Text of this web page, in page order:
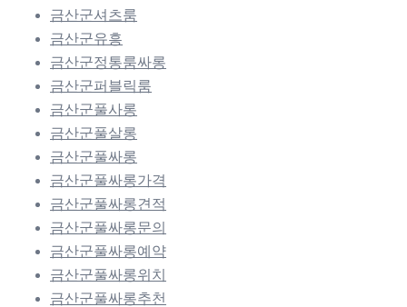
금산군셔츠룸
금산군유흥
금산군정통룸싸롱
금산군퍼블릭룸
금산군풀사롱
금산군풀살롱
금산군풀싸롱
금산군풀싸롱가격
금산군풀싸롱견적
금산군풀싸롱문의
금산군풀싸롱예약
금산군풀싸롱위치
금산군풀싸롱추천